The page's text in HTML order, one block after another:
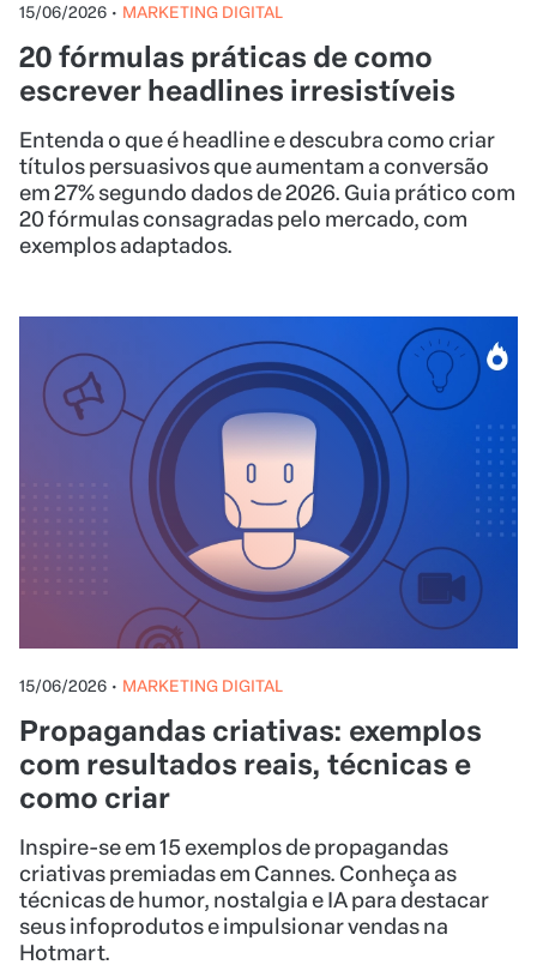
15/06/2026 • MARKETING DIGITAL
20 fórmulas práticas de como
escrever headlines irresistíveis
Entenda o que é headline e descubra como criar
títulos persuasivos que aumentam a conversão
em 27% segundo dados de 2026. Guia prático com
20 fórmulas consagradas pelo mercado, com
exemplos adaptados.
15/06/2026 • MARKETING DIGITAL
Propagandas criativas: exemplos
com resultados reais, técnicas e
como criar
Inspire-se em 15 exemplos de propagandas
criativas premiadas em Cannes. Conheça as
técnicas de humor, nostalgia e IA para destacar
seus infoprodutos e impulsionar vendas na
Hotmart.